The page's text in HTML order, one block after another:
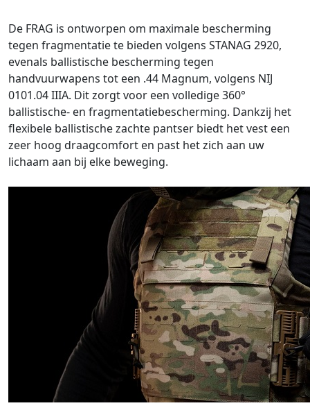
De FRAG is ontworpen om maximale bescherming
tegen fragmentatie te bieden volgens STANAG 2920,
evenals ballistische bescherming tegen
handvuurwapens tot een .44 Magnum, volgens NIJ
0101.04 IIIA. Dit zorgt voor een volledige 360°
ballistische- en fragmentatiebescherming. Dankzij het
flexibele ballistische zachte pantser biedt het vest een
zeer hoog draagcomfort en past het zich aan uw
lichaam aan bij elke beweging.